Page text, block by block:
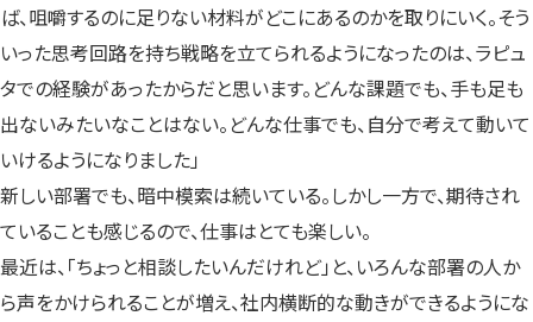
ば、咀嚼するのに足りない材料がどこにあるのかを取りにいく。そう
いった思考回路を持ち戦略を立てられるようになったのは、ラピュ
タでの経験があったからだと思います。どんな課題でも、手も足も
出ないみたいなことはない。どんな仕事でも、自分で考えて動いて
いけるようになりました」
新しい部署でも、暗中模索は続いている。しかし一方で、期待され
ていることも感じるので、仕事はとても楽しい。
最近は、「ちょっと相談したいんだけれど」と、いろんな部署の人か
ら声をかけられることが増え、社内横断的な動きができるようにな